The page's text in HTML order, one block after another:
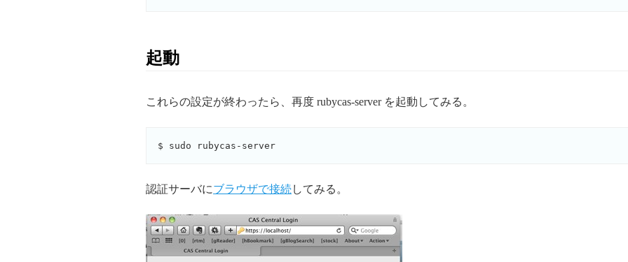
起動
これらの設定が終わったら、再度 rubycas-server を起動してみる。
認証サーバにブラウザで接続してみる。